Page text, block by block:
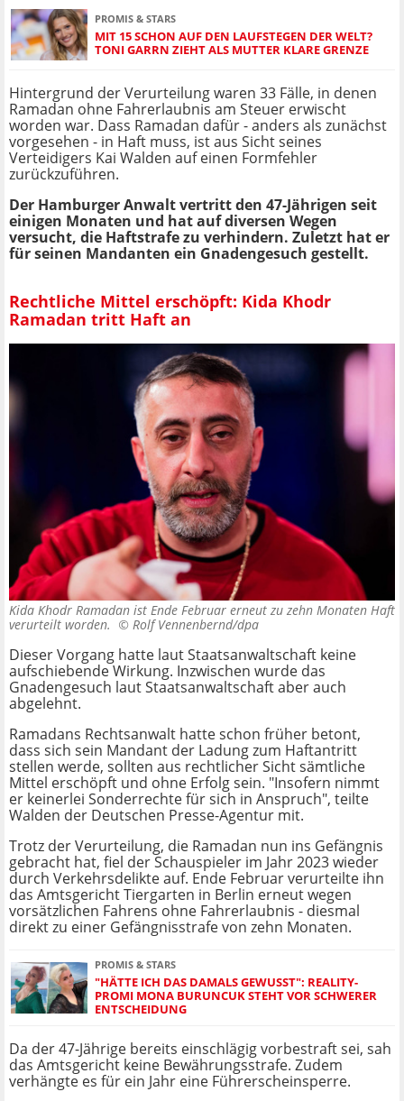
PROMIS & STARS
MIT 15 SCHON AUF DEN LAUFSTEGEN DER WELT?
TONI GARRN ZIEHT ALS MUTTER KLARE GRENZE
Hintergrund der Verurteilung waren 33 Fälle, in denen
Ramadan ohne Fahrerlaubnis am Steuer erwischt
worden war. Dass Ramadan dafür - anders als zunächst
vorgesehen - in Haft muss, ist aus Sicht seines
Verteidigers Kai Walden auf einen Formfehler
zurückzuführen.
Der Hamburger Anwalt vertritt den 47-Jährigen seit
einigen Monaten und hat auf diversen Wegen
versucht, die Haftstrafe zu verhindern. Zuletzt hat er
für seinen Mandanten ein Gnadengesuch gestellt.
Rechtliche Mittel erschöpft: Kida Khodr
Ramadan tritt Haft an
Kida Khodr Ramadan ist Ende Februar erneut zu zehn Monaten Haft
verurteilt worden. © Rolf Vennenbernd/dpa
Dieser Vorgang hatte laut Staatsanwaltschaft keine
aufschiebende Wirkung. Inzwischen wurde das
Gnadengesuch laut Staatsanwaltschaft aber auch
abgelehnt.
Ramadans Rechtsanwalt hatte schon früher betont,
dass sich sein Mandant der Ladung zum Haftantritt
stellen werde, sollten aus rechtlicher Sicht sämtliche
Mittel erschöpft und ohne Erfolg sein. "Insofern nimmt
er keinerlei Sonderrechte für sich in Anspruch", teilte
Walden der Deutschen Presse-Agentur mit.
Trotz der Verurteilung, die Ramadan nun ins Gefängnis
gebracht hat, fiel der Schauspieler im Jahr 2023 wieder
durch Verkehrsdelikte auf. Ende Februar verurteilte ihn
das Amtsgericht Tiergarten in Berlin erneut wegen
vorsätzlichen Fahrens ohne Fahrerlaubnis - diesmal
direkt zu einer Gefängnisstrafe von zehn Monaten.
PROMIS & STARS
"HÄTTE ICH DAS DAMALS GEWUSST": REALITY-
PROMI MONA BURUNCUK STEHT VOR SCHWERER
ENTSCHEIDUNG
Da der 47-Jährige bereits einschlägig vorbestraft sei, sah
das Amtsgericht keine Bewährungsstrafe. Zudem
verhängte es für ein Jahr eine Führerscheinsperre.